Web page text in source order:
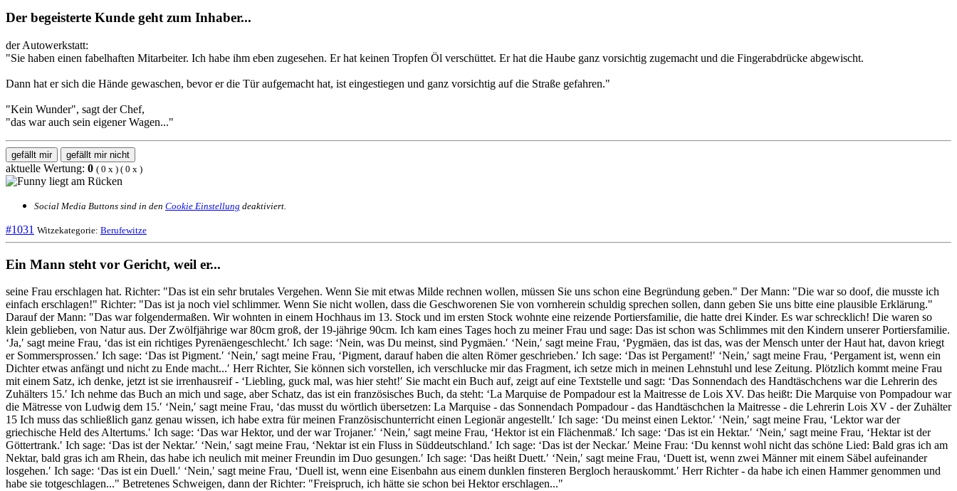
Der begeisterte Kunde geht zum Inhaber...
der Autowerkstatt:
"Sie haben einen fabelhaften Mitarbeiter. Ich habe ihm eben zugesehen. Er hat keinen Tropfen Öl verschüttet. Er hat die Haube ganz vorsichtig zugemacht und die Fingerabdrücke abgewischt.
Dann hat er sich die Hände gewaschen, bevor er die Tür aufgemacht hat, ist eingestiegen und ganz vorsichtig auf die Straße gefahren."
"Kein Wunder", sagt der Chef,
"das war auch sein eigener Wagen..."
gefällt mir gefällt mir nicht
aktuelle Wertung: 0 ( 0 x ) ( 0 x )
Social Media Buttons sind in den Cookie Einstellung deaktiviert.
#1031 Witzekategorie: Berufewitze
Ein Mann steht vor Gericht, weil er...
seine Frau erschlagen hat. Richter: "Das ist ein sehr brutales Vergehen. Wenn Sie mit etwas Milde rechnen wollen, müssen Sie uns schon eine Begründung geben." Der Mann: "Die war so doof, die musste ich
einfach erschlagen!" Richter: "Das ist ja noch viel schlimmer. Wenn Sie nicht wollen, dass die Geschworenen Sie von vornherein schuldig sprechen sollen, dann geben Sie uns bitte eine plausible Erklärung."
Darauf der Mann: "Das war folgendermaßen. Wir wohnten in einem Hochhaus im 13. Stock und im ersten Stock wohnte eine reizende Portiersfamilie, die hatte drei Kinder. Es war schrecklich! Die waren so
klein geblieben, von Natur aus. Der Zwölfjährige war 80cm groß, der 19-jährige 90cm. Ich kam eines Tages hoch zu meiner Frau und sage: Das ist schon was Schlimmes mit den Kindern unserer Portiersfamilie.
‘Ja,′ sagt meine Frau, ‘das ist ein richtiges Pyrenäengeschlecht.′ Ich sage: ‘Nein, was Du meinst, sind Pygmäen.′ ‘Nein,′ sagt meine Frau, ‘Pygmäen, das ist das, was der Mensch unter der Haut hat, davon kriegt
er Sommersprossen.′ Ich sage: ‘Das ist Pigment.′ ‘Nein,′ sagt meine Frau, ‘Pigment, darauf haben die alten Römer geschrieben.′ Ich sage: ‘Das ist Pergament!′ ‘Nein,′ sagt meine Frau, ‘Pergament ist, wenn ein
Dichter etwas anfängt und nicht zu Ende macht...′ Herr Richter, Sie können sich vorstellen, ich verschlucke mir das Fragment, ich setze mich in meinen Lehnstuhl und lese Zeitung. Plötzlich kommt meine Frau
mit einem Satz, ich denke, jetzt ist sie irrenhausreif - ‘Liebling, guck mal, was hier steht!′ Sie macht ein Buch auf, zeigt auf eine Textstelle und sagt: ‘Das Sonnendach des Handtäschchens war die Lehrerin des
Zuhälters 15.′ Ich nehme das Buch an mich und sage, aber Schatz, das ist ein französisches Buch, da steht: ‘La Marquise de Pompadour est la Maitresse de Lois XV. Das heißt: Die Marquise von Pompadour war
die Mätresse von Ludwig dem 15.′ ‘Nein,′ sagt meine Frau, ‘das musst du wörtlich übersetzen: La Marquise - das Sonnendach Pompadour - das Handtäschchen la Maitresse - die Lehrerin Lois XV - der Zuhälter
15 Ich muss das schließlich ganz genau wissen, ich habe extra für meinen Französischunterricht einen Legionär angestellt.′ Ich sage: ‘Du meinst einen Lektor.′ ‘Nein,′ sagt meine Frau, ‘Lektor war der
griechische Held des Altertums.′ Ich sage: ‘Das war Hektor, und der war Trojaner.′ ‘Nein,′ sagt meine Frau, ‘Hektor ist ein Flächenmaß.′ Ich sage: ‘Das ist ein Hektar.′ ‘Nein,′ sagt meine Frau, ‘Hektar ist der
Göttertrank.′ Ich sage: ‘Das ist der Nektar.′ ‘Nein,′ sagt meine Frau, ‘Nektar ist ein Fluss in Süddeutschland.′ Ich sage: ‘Das ist der Neckar.′ Meine Frau: ‘Du kennst wohl nicht das schöne Lied: Bald gras ich am
Nektar, bald gras ich am Rhein, das habe ich neulich mit meiner Freundin im Duo gesungen.′ Ich sage: ‘Das heißt Duett.′ ‘Nein,′ sagt meine Frau, ‘Duett ist, wenn zwei Männer mit einem Säbel aufeinander
losgehen.′ Ich sage: ‘Das ist ein Duell.′ ‘Nein,′ sagt meine Frau, ‘Duell ist, wenn eine Eisenbahn aus einem dunklen finsteren Bergloch herauskommt.′ Herr Richter - da habe ich einen Hammer genommen und
habe sie totgeschlagen..." Betretenes Schweigen, dann der Richter: "Freispruch, ich hätte sie schon bei Hektor erschlagen..."